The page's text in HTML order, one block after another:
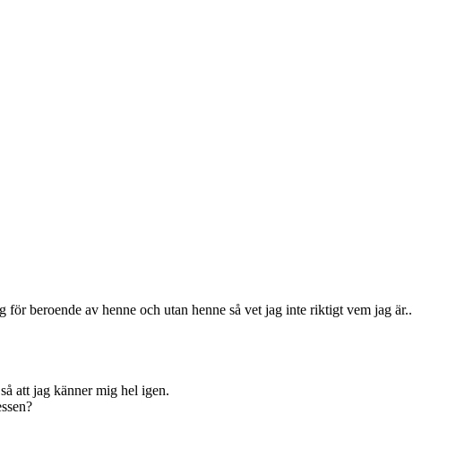
beroende av henne och utan henne så vet jag inte riktigt vem jag är..
att jag känner mig hel igen.